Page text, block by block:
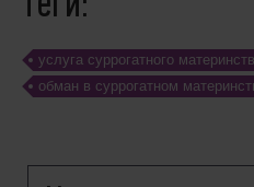
услуга суррогатного
обман в суррогатном